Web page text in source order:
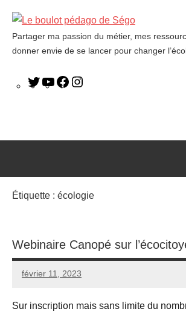
Le
boulot
Partager ma passion du métier, mes
donner envie de se lancer pour changer
Étiquette : écologie
Webinaire Canopé sur
février 11, 2023
Seg0_La_Vraie
Aucun
Sur inscription mais sans limite du